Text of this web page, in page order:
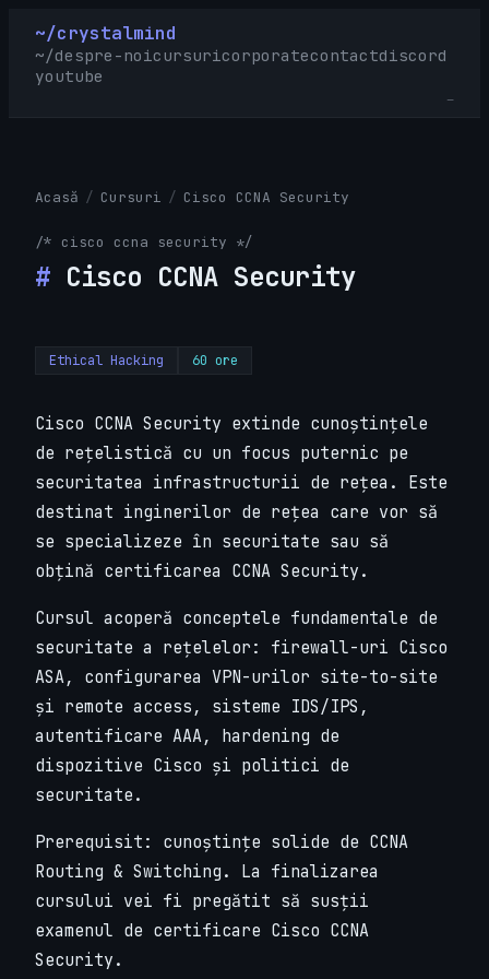
~/crystalmind
~/despre-noicursuricorporatecontactdiscord
youtube
Acasă / Cursuri / Cisco CCNA Security
/* cisco ccna security */
# Cisco CCNA Security
Ethical Hacking 60 ore
Cisco CCNA Security extinde cunoștințele
de rețelistică cu un focus puternic pe
securitatea infrastructurii de rețea. Este
destinat inginerilor de rețea care vor să
se specializeze în securitate sau să
obțină certificarea CCNA Security.
Cursul acoperă conceptele fundamentale de
securitate a rețelelor: firewall-uri Cisco
ASA, configurarea VPN-urilor site-to-site
și remote access, sisteme IDS/IPS,
autentificare AAA, hardening de
dispozitive Cisco și politici de
securitate.
Prerequisit: cunoștințe solide de CCNA
Routing & Switching. La finalizarea
cursului vei fi pregătit să susții
examenul de certificare Cisco CCNA
Security.